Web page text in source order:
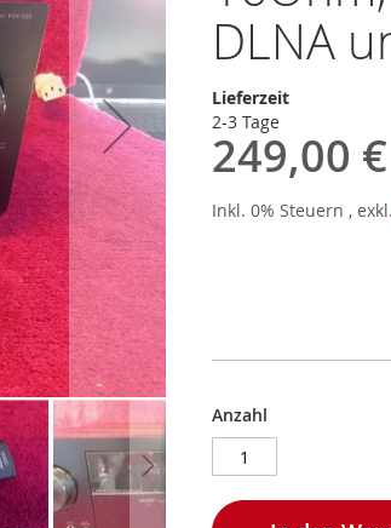
DLNA
Lieferzeit
2-3 Tage
249,00 €
Inkl. 0% Steuern , exkl.
Anzahl